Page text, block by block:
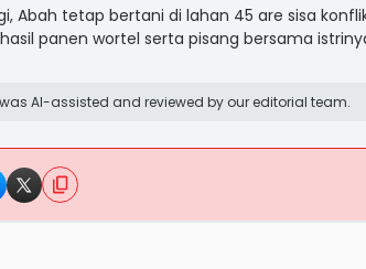
Abah tetap bertani di lahan 45 are sisa
panen wortel serta pisang bersama
AI-assisted and reviewed by our editorial team.